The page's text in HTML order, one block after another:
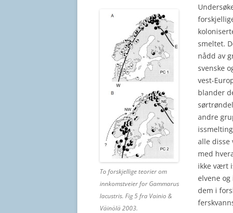
To forskjellige teorier om
innkomstveier for Gammarus
lacustris. Fig 5 fra Vainio &
Väinölä 2003.
smeltet.
nådd av
svenske
vest-
blander
andre
alle disse
med
ikke vært
elvene
dem i